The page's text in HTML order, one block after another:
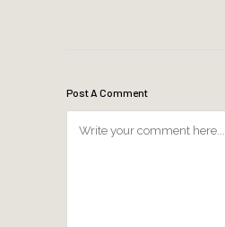
Post A Comment